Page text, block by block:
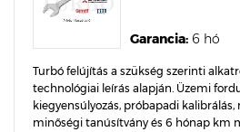
Garancia: 6 hó
Turbó felújítás a szükség szerinti
technológiai leírás alapján. Üzemi
kiegyensúlyozás, próbapadi kalibrálás,
minőségi tanúsítvány és 6 hónap km